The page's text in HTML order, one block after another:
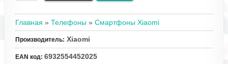
Главная » Телефоны » Смартфоны Xiaomi
Производитель: Xiaomi
EAN код: 6932554452025